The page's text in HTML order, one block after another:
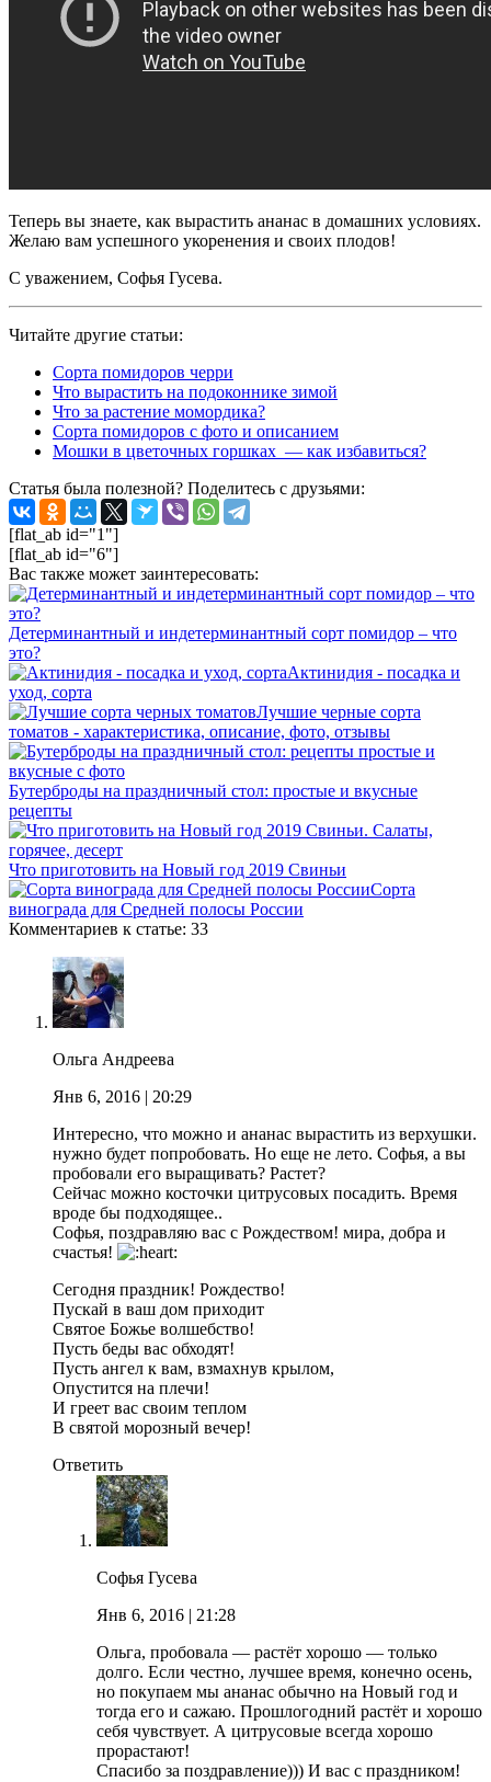
Теперь вы знаете, как вырастить ананас в домашних условиях.
Желаю вам успешного укоренения и своих плодов!
С уважением, Софья Гусева.
Читайте другие статьи:
Сорта помидоров черри
Что вырастить на подоконнике зимой
Что за растение момордика?
Сорта помидоров с фото и описанием
Мошки в цветочных горшках — как избавиться?
Статья была полезной? Поделитесь с друзьями:
[flat_ab id="1"]
[flat_ab id="6"]
Вас также может заинтересовать:
Детерминантный и индетерминантный сорт помидор – что
это?
Актинидия - посадка и
уход, сорта
Лучшие черные сорта
томатов - характеристика, описание, фото, отзывы
Бутерброды на праздничный стол: простые и вкусные
рецепты
Что приготовить на Новый год 2019 Свиньи
Сорта
винограда для Средней полосы России
Комментариев к статье: 33
Ольга Андреева
Янв 6, 2016 | 20:29
Интересно, что можно и ананас вырастить из верхушки.
нужно будет попробовать. Но еще не лето. Софья, а вы
пробовали его выращивать? Растет?
Сейчас можно косточки цитрусовых посадить. Время
вроде бы подходящее..
Софья, поздравляю вас с Рождеством! мира, добра и
счастья!
Сегодня праздник! Рождество!
Пускай в ваш дом приходит
Святое Божье волшебство!
Пусть беды вас обходят!
Пусть ангел к вам, взмахнув крылом,
Опустится на плечи!
И греет вас своим теплом
В святой морозный вечер!
Ответить
Софья Гусева
Янв 6, 2016 | 21:28
Ольга, пробовала — растёт хорошо — только
долго. Если честно, лучшее время, конечно осень,
но покупаем мы ананас обычно на Новый год и
тогда его и сажаю. Прошлогодний растёт и хорошо
себя чувствует. А цитрусовые всегда хорошо
прорастают!
Спасибо за поздравление))) И вас с праздником!